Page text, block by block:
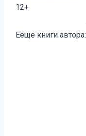
12+
записи:
Ееще книги автора: